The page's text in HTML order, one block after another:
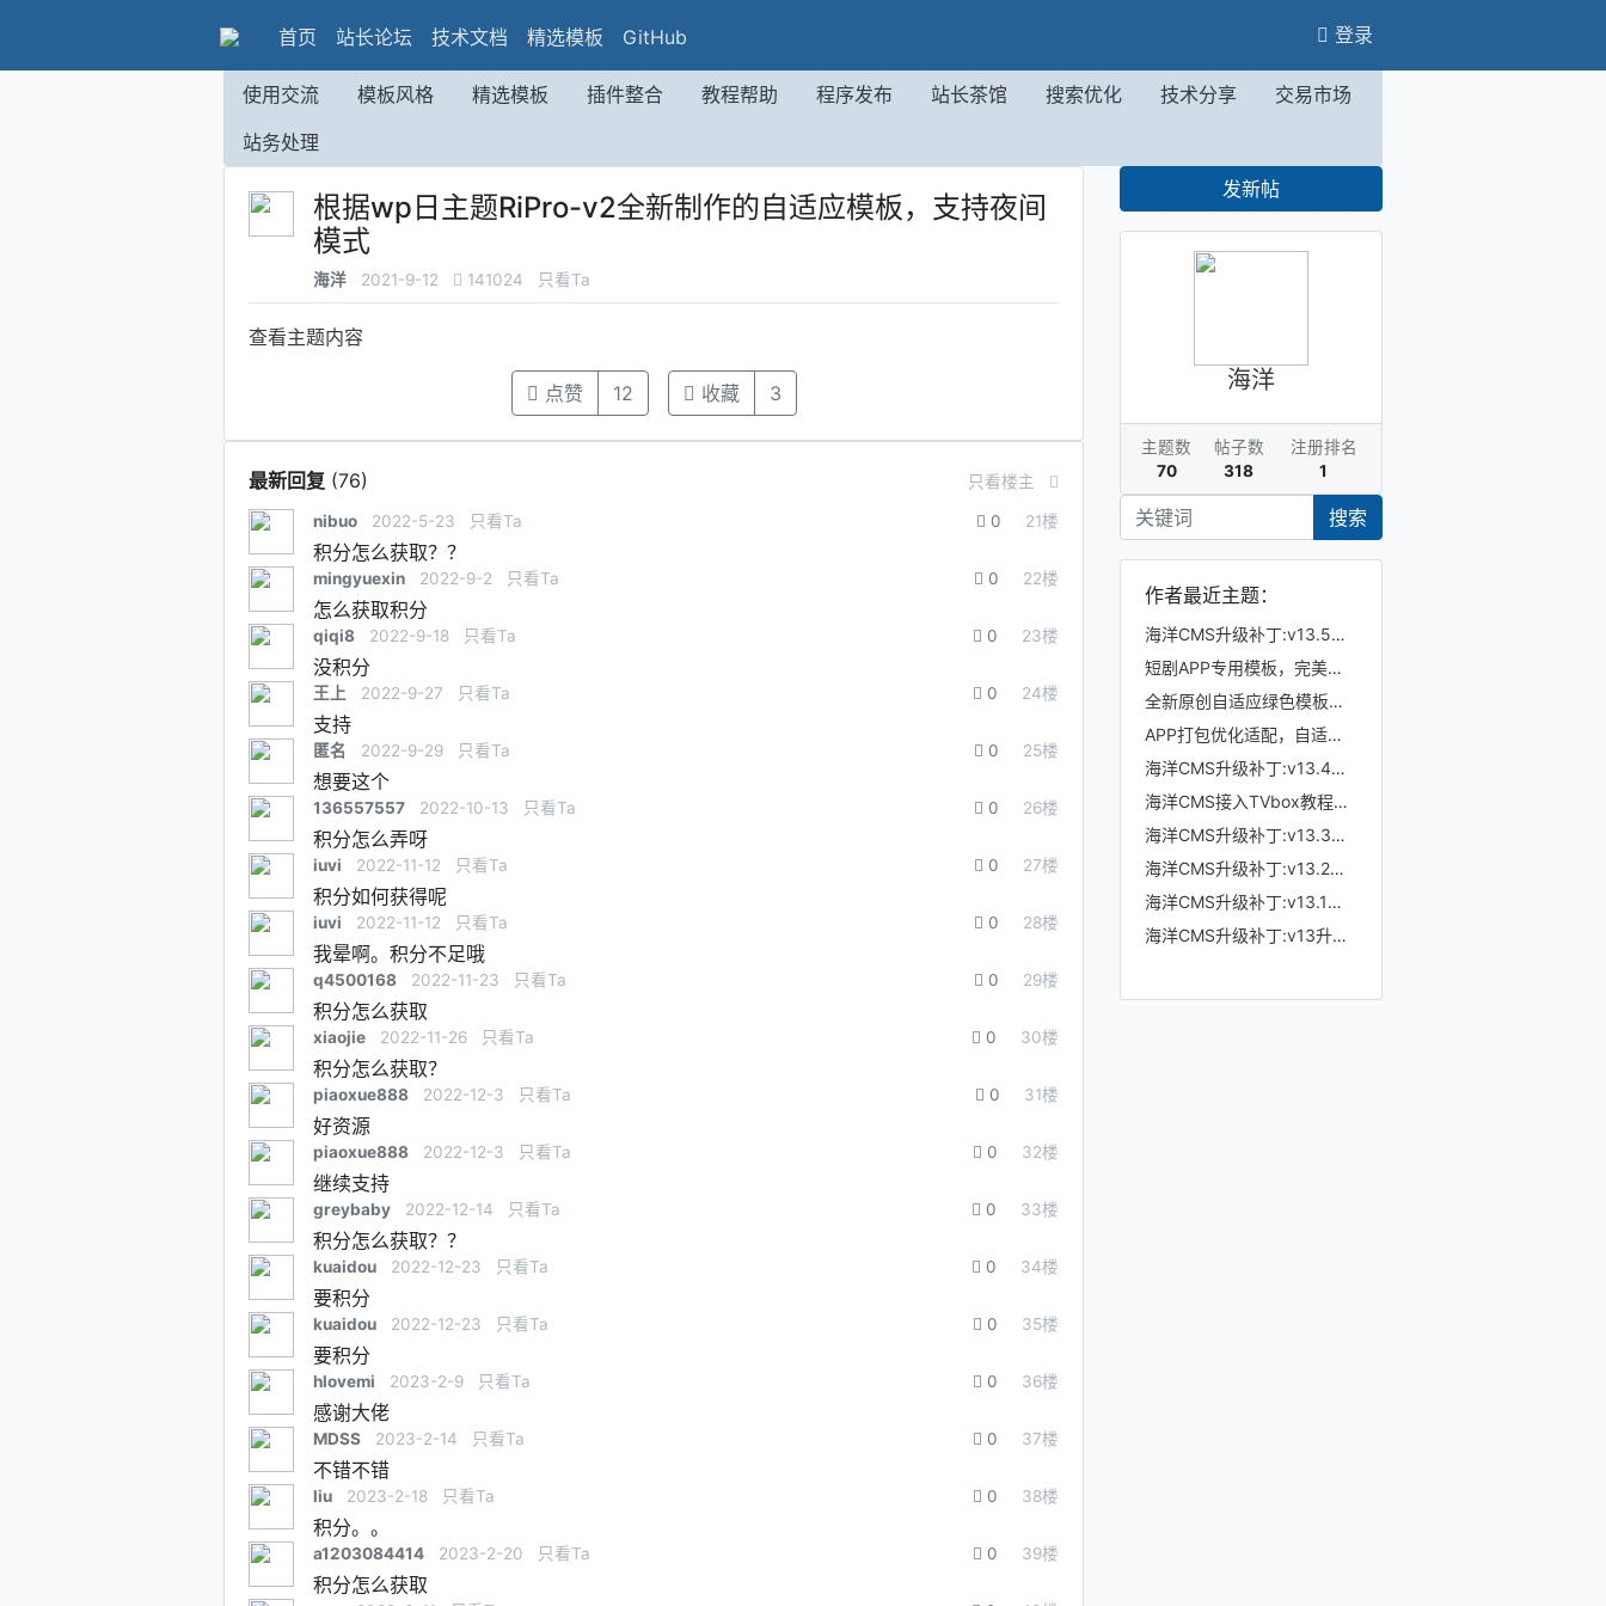
首页 站长论坛 技术文档 精选模板 GitHub 登录
使用交流 模板风格 精选模板 插件整合 教程帮助 程序发布 站长茶馆 搜索优化 技术分享
交易市场
站务处理
根据wp日主题RiPro-v2全新制作的自适应模板，支持夜间
模式
海洋 2021-9-12 141024 只看Ta
查看主题内容
点赞 12 收藏 3
最新回复 (76) 只看楼主
nibuo 2022-5-23 只看Ta 0 21楼
积分怎么获取？？
mingyuexin 2022-9-2 只看Ta 0 22楼
怎么获取积分
qiqi8 2022-9-18 只看Ta 0 23楼
没积分
王上 2022-9-27 只看Ta 0 24楼
支持
匿名 2022-9-29 只看Ta 0 25楼
想要这个
136557557 2022-10-13 只看Ta 0 26楼
积分怎么弄呀
iuvi 2022-11-12 只看Ta 0 27楼
积分如何获得呢
iuvi 2022-11-12 只看Ta 0 28楼
我晕啊。积分不足哦
q4500168 2022-11-23 只看Ta 0 29楼
积分怎么获取
xiaojie 2022-11-26 只看Ta 0 30楼
积分怎么获取？
piaoxue888 2022-12-3 只看Ta 0 31楼
好资源
piaoxue888 2022-12-3 只看Ta 0 32楼
继续支持
greybaby 2022-12-14 只看Ta 0 33楼
积分怎么获取？？
kuaidou 2022-12-23 只看Ta 0 34楼
要积分
kuaidou 2022-12-23 只看Ta 0 35楼
要积分
hlovemi 2023-2-9 只看Ta 0 36楼
感谢大佬
MDSS 2023-2-14 只看Ta 0 37楼
不错不错
liu 2023-2-18 只看Ta 0 38楼
积分。。
a1203084414 2023-2-20 只看Ta 0 39楼
积分怎么获取
发新帖
海洋
主题数
70
帖子数
318
注册排名
1
搜索
作者最近主题：
海洋CMS升级补丁:v13.5升级至v13.6
短剧APP专用模板，完美仿抖音竖屏短剧模板，滑动上下集，点赞收藏
全新原创自适应绿色模板，200K超小体积，加强版播放记录、搜索历史模块
APP打包优化适配，自适应粉色模板，小体积秒加载，模拟app动画效果，适合X
海洋CMS升级补丁:v13.4升级至v13.5
海洋CMS接入TVbox教程，完美适配TVbox，影视仓，OK影视等软件
海洋CMS升级补丁:v13.3升级至v13.4
海洋CMS升级补丁:v13.2升级至v13.3
海洋CMS升级补丁:v13.1升级至v13.2
海洋CMS升级补丁:v13升级至v13.1